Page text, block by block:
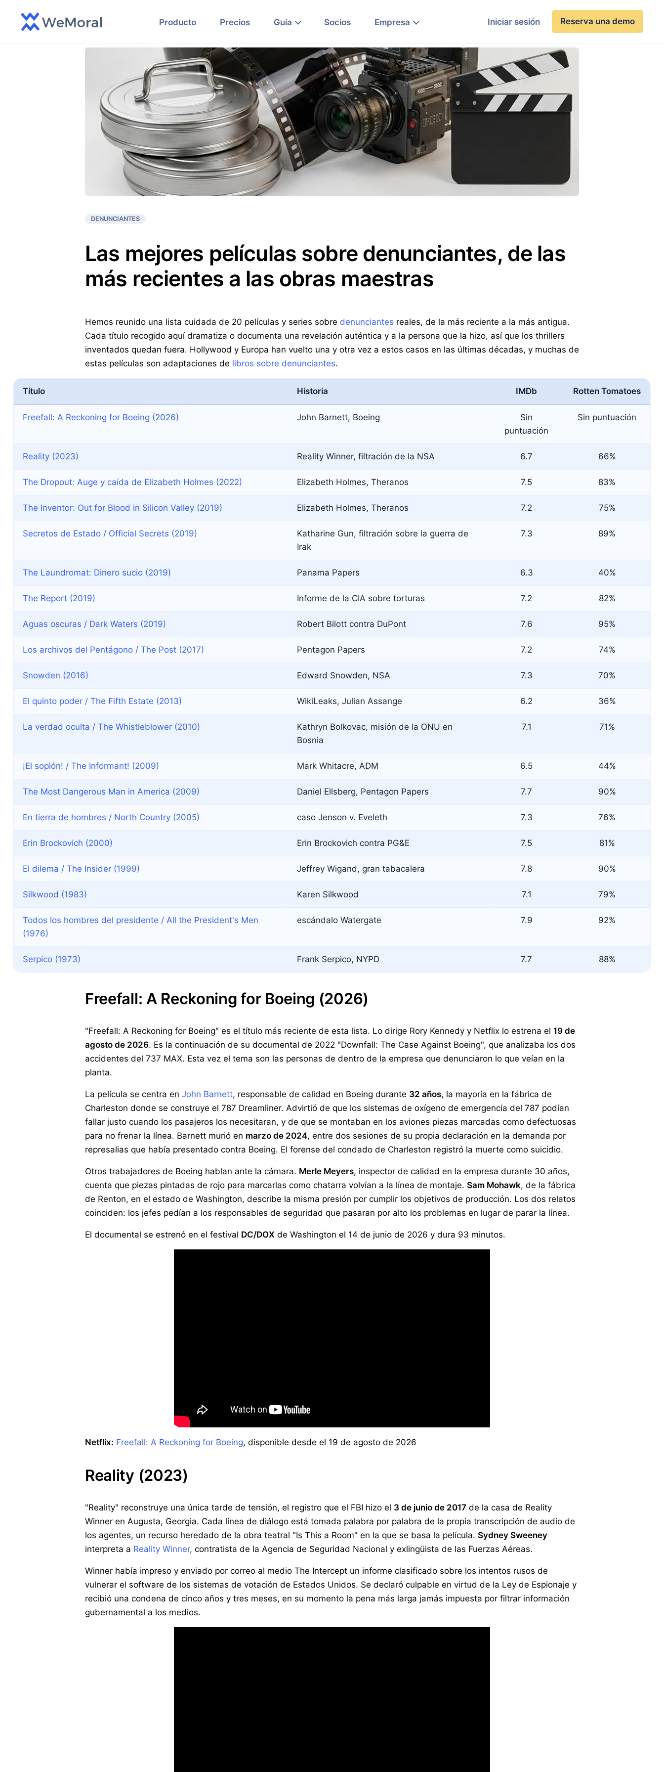
Producto Precios Guía Socios Empresa Iniciar sesión Reserva una demo
DENUNCIANTES
Las mejores películas sobre denunciantes, de las
más recientes a las obras maestras
Hemos reunido una lista cuidada de 20 películas y series sobre denunciantes reales, de la más reciente a la más antigua.
Cada título recogido aquí dramatiza o documenta una revelación auténtica y a la persona que la hizo, así que los thrillers
inventados quedan fuera. Hollywood y Europa han vuelto una y otra vez a estos casos en las últimas décadas, y muchas de
estas películas son adaptaciones de libros sobre denunciantes.
Título Historia IMDb Rotten Tomatoes
Freefall: A Reckoning for Boeing (2026) John Barnett, Boeing
Sin
puntuación
Sin puntuación
Reality (2023) Reality Winner, filtración de la NSA 6.7 66%
The Dropout: Auge y caída de Elizabeth Holmes (2022) Elizabeth Holmes, Theranos 7.5 83%
The Inventor: Out for Blood in Silicon Valley (2019) Elizabeth Holmes, Theranos 7.2 75%
Secretos de Estado / Official Secrets (2019)
Katharine Gun, filtración sobre la guerra de
Irak
7.3 89%
The Laundromat: Dinero sucio (2019) Panama Papers 6.3 40%
The Report (2019) Informe de la CIA sobre torturas 7.2 82%
Aguas oscuras / Dark Waters (2019) Robert Bilott contra DuPont 7.6 95%
Los archivos del Pentágono / The Post (2017) Pentagon Papers 7.2 74%
Snowden (2016) Edward Snowden, NSA 7.3 70%
El quinto poder / The Fifth Estate (2013) WikiLeaks, Julian Assange 6.2 36%
La verdad oculta / The Whistleblower (2010)
Kathryn Bolkovac, misión de la ONU en
Bosnia
7.1 71%
¡El soplón! / The Informant! (2009) Mark Whitacre, ADM 6.5 44%
The Most Dangerous Man in America (2009) Daniel Ellsberg, Pentagon Papers 7.7 90%
En tierra de hombres / North Country (2005) caso Jenson v. Eveleth 7.3 76%
Erin Brockovich (2000) Erin Brockovich contra PG&E 7.5 81%
El dilema / The Insider (1999) Jeffrey Wigand, gran tabacalera 7.8 90%
Silkwood (1983) Karen Silkwood 7.1 79%
Todos los hombres del presidente / All the President's Men
(1976)
escándalo Watergate 7.9 92%
Serpico (1973) Frank Serpico, NYPD 7.7 88%
Freefall: A Reckoning for Boeing (2026)
"Freefall: A Reckoning for Boeing" es el título más reciente de esta lista. Lo dirige Rory Kennedy y Netflix lo estrena el 19 de
agosto de 2026. Es la continuación de su documental de 2022 "Downfall: The Case Against Boeing", que analizaba los dos
accidentes del 737 MAX. Esta vez el tema son las personas de dentro de la empresa que denunciaron lo que veían en la
planta.
La película se centra en John Barnett, responsable de calidad en Boeing durante 32 años, la mayoría en la fábrica de
Charleston donde se construye el 787 Dreamliner. Advirtió de que los sistemas de oxígeno de emergencia del 787 podían
fallar justo cuando los pasajeros los necesitaran, y de que se montaban en los aviones piezas marcadas como defectuosas
para no frenar la línea. Barnett murió en marzo de 2024, entre dos sesiones de su propia declaración en la demanda por
represalias que había presentado contra Boeing. El forense del condado de Charleston registró la muerte como suicidio.
Otros trabajadores de Boeing hablan ante la cámara. Merle Meyers, inspector de calidad en la empresa durante 30 años,
cuenta que piezas pintadas de rojo para marcarlas como chatarra volvían a la línea de montaje. Sam Mohawk, de la fábrica
de Renton, en el estado de Washington, describe la misma presión por cumplir los objetivos de producción. Los dos relatos
coinciden: los jefes pedían a los responsables de seguridad que pasaran por alto los problemas en lugar de parar la línea.
El documental se estrenó en el festival DC/DOX de Washington el 14 de junio de 2026 y dura 93 minutos.
Netflix: Freefall: A Reckoning for Boeing, disponible desde el 19 de agosto de 2026
Reality (2023)
"Reality" reconstruye una única tarde de tensión, el registro que el FBI hizo el 3 de junio de 2017 de la casa de Reality
Winner en Augusta, Georgia. Cada línea de diálogo está tomada palabra por palabra de la propia transcripción de audio de
los agentes, un recurso heredado de la obra teatral "Is This a Room" en la que se basa la película. Sydney Sweeney
interpreta a Reality Winner, contratista de la Agencia de Seguridad Nacional y exlingüista de las Fuerzas Aéreas.
Winner había impreso y enviado por correo al medio The Intercept un informe clasificado sobre los intentos rusos de
vulnerar el software de los sistemas de votación de Estados Unidos. Se declaró culpable en virtud de la Ley de Espionaje y
recibió una condena de cinco años y tres meses, en su momento la pena más larga jamás impuesta por filtrar información
gubernamental a los medios.